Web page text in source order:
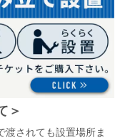
＞
渡されても設置場所ま